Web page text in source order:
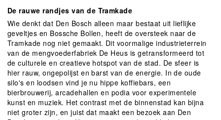
De rauwe randjes van de Tramkade
Wie denkt dat Den Bosch alleen maar bestaat uit lieflijke
geveltjes en Bossche Bollen, heeft de oversteek naar de
Tramkade nog niet gemaakt. Dit voormalige industrieterrein
van de mengvoederfabriek De Heus is getransformeerd tot
de culturele en creatieve hotspot van de stad. De sfeer is
hier rauw, ongepolijst en barst van de energie. In de oude
silo's en loodsen vind je nu hippe koffiebars, een
bierbrouwerij, arcadehallen en podia voor experimentele
kunst en muziek. Het contrast met de binnenstad kan bijna
niet groter zijn, en juist dat maakt een bezoek aan Den